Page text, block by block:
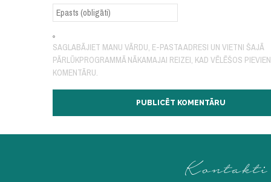
SAGLABĀJIET MANU VĀRDU, E-PASTA ADRESI UN VIETNI ŠAJĀ
PĀRLŪKPROGRAMMĀ NĀKAMAJAI REIZEI, KAD VĒLĒŠOS
KOMENTĀRU.
Kontakti